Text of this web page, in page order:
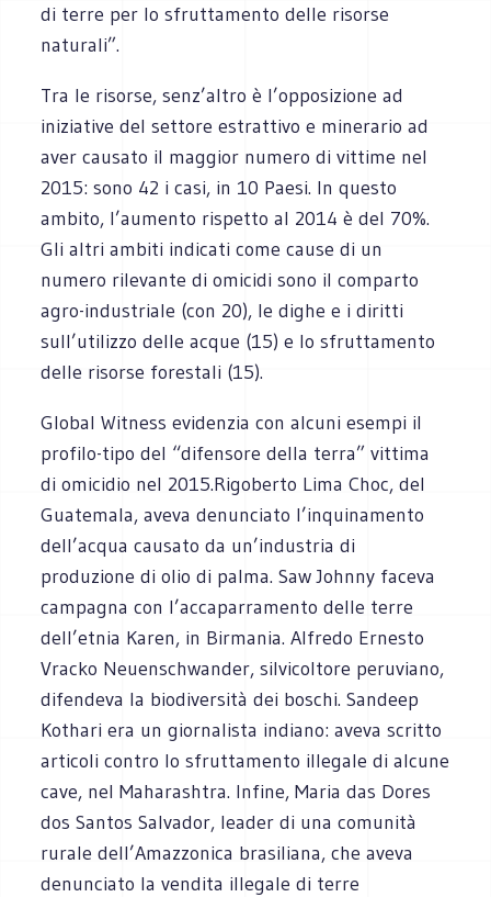
di terre per lo sfruttamento delle risorse
naturali”.
Tra le risorse, senz’altro è l’opposizione ad
iniziative del settore estrattivo e minerario ad
aver causato il maggior numero di vittime nel
2015: sono 42 i casi, in 10 Paesi. In questo
ambito, l’aumento rispetto al 2014 è del 70%.
Gli altri ambiti indicati come cause di un
numero rilevante di omicidi sono il comparto
agro-industriale (con 20), le dighe e i diritti
sull’utilizzo delle acque (15) e lo sfruttamento
delle risorse forestali (15).
Global Witness evidenzia con alcuni esempi il
profilo-tipo del “difensore della terra” vittima
di omicidio nel 2015.Rigoberto Lima Choc, del
Guatemala, aveva denunciato l’inquinamento
dell’acqua causato da un’industria di
produzione di olio di palma. Saw Johnny faceva
campagna con l’accaparramento delle terre
dell’etnia Karen, in Birmania. Alfredo Ernesto
Vracko Neuenschwander, silvicoltore peruviano,
difendeva la biodiversità dei boschi. Sandeep
Kothari era un giornalista indiano: aveva scritto
articoli contro lo sfruttamento illegale di alcune
cave, nel Maharashtra. Infine, Maria das Dores
dos Santos Salvador, leader di una comunità
rurale dell’Amazzonica brasiliana, che aveva
denunciato la vendita illegale di terre